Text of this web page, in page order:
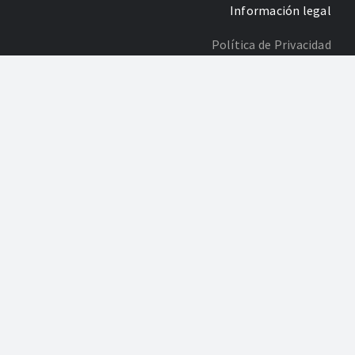
Información legal
Política de Privacidad